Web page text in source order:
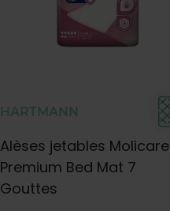
HARTMANN
Alèses jetables Molicare
Premium Bed Mat 7
Gouttes